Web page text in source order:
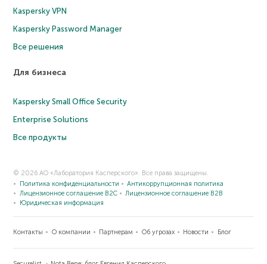
Kaspersky VPN
Kaspersky Password Manager
Все решения
Для бизнеса
Kaspersky Small Office Security
Enterprise Solutions
Все продукты
© 2026 АО «Лаборатория Касперского». Все права защищены.
Политика конфиденциальности
Антикоррупционная политика
Лицензионное соглашение B2C
Лицензионное соглашение B2B
Юридическая информация
Контакты О компании Партнерам Об угрозах Новости Блог